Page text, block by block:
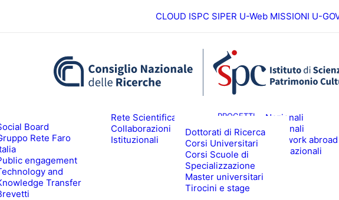
CLOUD ISPC SIPER U-Web MISSIONI U-
Rete Scientifica
Collaborazioni
Istituzionali
PROGETTI
Nazionali
Regionali
Fieldwork abroad
Internazionali
Board
Rete Faro
engagement
and
Transfer
Dottorati di Ricerca
Corsi Universitari
Corsi Scuole di
Specializzazione
Master universitari
Tirocini e stage
EVENTI &